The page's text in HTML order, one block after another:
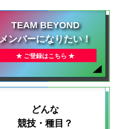
TEAM BEYOND
メンバーになりたい！
★ ご登録はこちら ★
どんな
競技・種目？